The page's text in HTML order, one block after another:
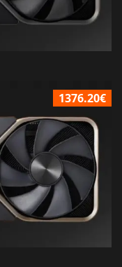
1376.20€